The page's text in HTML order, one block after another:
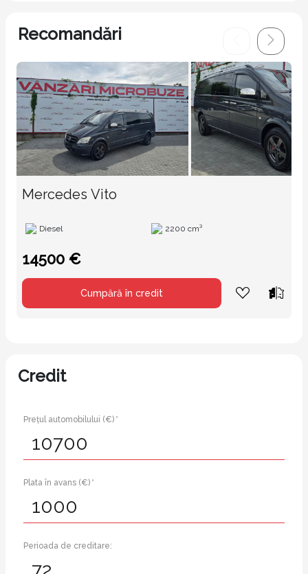
Recomandări
Mercedes Vito
Diesel 2200 cm³
14500 €
Cumpără în credit
Credit
Prețul automobilului (€) *
Plata în avans (€) *
Perioada de creditare: